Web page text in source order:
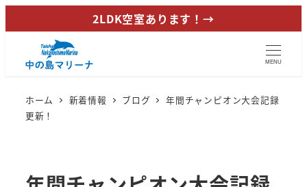
イ
2LDK空室あります！→
MENU
ホーム 新着情報 ブログ
年間チャンピオン大会記録
更新！